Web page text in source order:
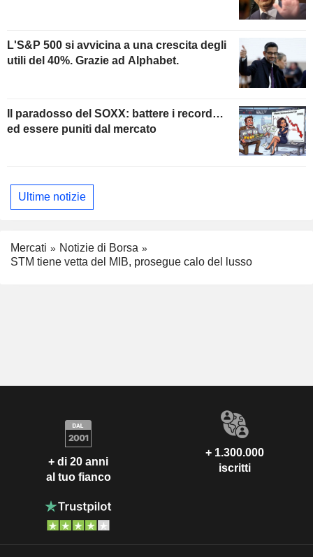
L'S&P 500 si avvicina a una crescita degli
utili del 40%. Grazie ad Alphabet.
Il paradosso del SOXX: battere i record…
ed essere puniti dal mercato
Ultime notizie
Mercati
Notizie di Borsa
STM tiene vetta del MIB, prosegue calo del lusso
+ di 20 anni
al tuo fianco
+ 1.300.000
iscritti